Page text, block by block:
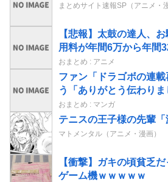
まとめサイト速報SP（アニメ・
【悲報】太鼓の達人、
用料が年間6万から年間
更に
おまとめ : アニメ
ファン「ドラゴボの連
う「ありがとう伝わりま
おまとめ : マンガ
テニスの王子様の先輩
マトメンタル（アニメ・漫画）
【衝撃】ガキの頃貧乏
ゲーム機ｗｗｗｗｗ